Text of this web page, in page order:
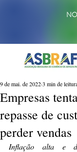
Empresas
repasse de
perder vendas
9 de mai. de 20223 min de
Inflação alta e